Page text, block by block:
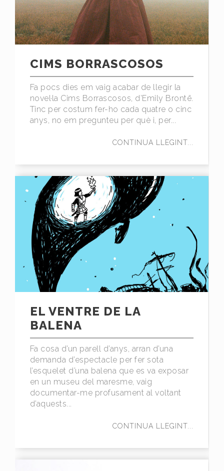
CIMS BORRASCOSOS
Fa pocs dies em vaig acabar de llegir la
novel·la Cims Borrascosos, d’Emily Brontë.
Tinc per costum fer-ho cada quatre o cinc
anys, no em pregunteu per què i, per...
CONTINUA LLEGINT...
EL VENTRE DE LA
BALENA
Fa cosa d’un parell d’anys, arran d’una
demanda d’espectacle per fer sota
l’esquelet d’una balena que es va exposar
en un museu del maresme, vaig
documentar-me profusament al voltant
d’aquests...
CONTINUA LLEGINT...